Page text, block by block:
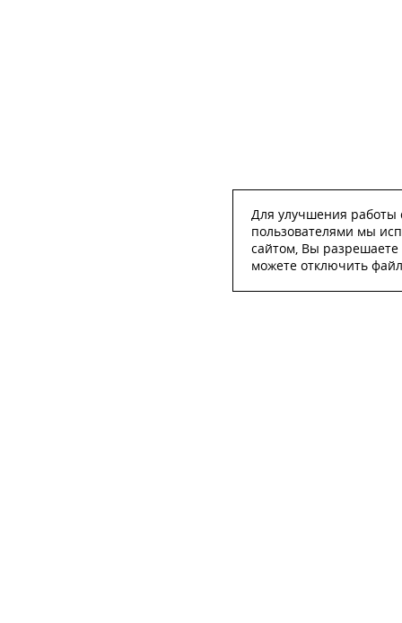
Для улучшения работы
пользователями мы
сайтом, Вы разрешаете
можете отключить